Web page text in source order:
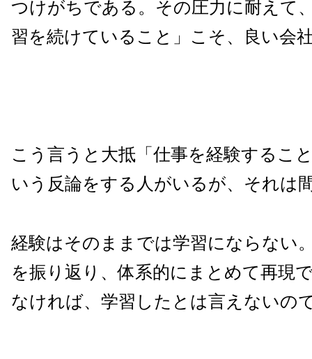
つけがちである。その圧力に耐えて
習を続けていること」こそ、良い会
こう言うと大抵「仕事を経験するこ
いう反論をする人がいるが、それは
経験はそのままでは学習にならない
を振り返り、体系的にまとめて再現
なければ、学習したとは言えないの